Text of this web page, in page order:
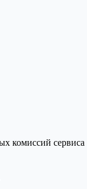
комиссий сервиса